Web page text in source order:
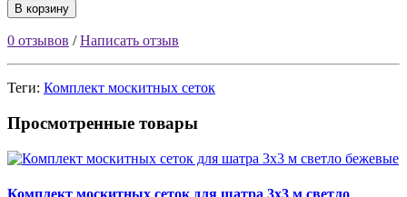
В корзину
0 отзывов /Написать отзыв
Теги: Комплект москитных сеток
Просмотренные товары
Комплект москитных сеток для шатра 3х3 м светло